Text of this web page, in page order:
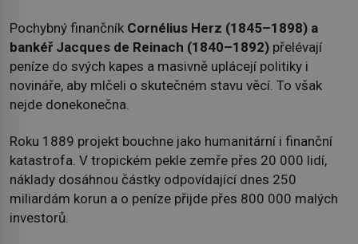
Pochybný finančník Cornélius Herz (1845–1898) a
bankéř Jacques de Reinach (1840–1892) přelévají
peníze do svých kapes a masivně uplácejí politiky i
novináře, aby mlčeli o skutečném stavu věcí. To však
nejde donekonečna.
Roku 1889 projekt bouchne jako humanitární i finanční
katastrofa. V tropickém pekle zemře přes 20 000 lidí,
náklady dosáhnou částky odpovídající dnes 250
miliardám korun a o peníze přijde přes 800 000 malých
investorů.